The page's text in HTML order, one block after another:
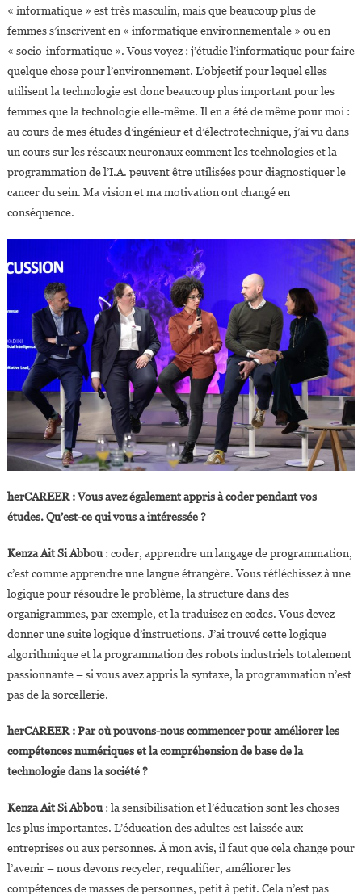
« informatique » est très masculin, mais que beaucoup plus de
femmes s’inscrivent en « informatique environnementale » ou en
« socio-informatique ». Vous voyez : j’étudie l’informatique pour faire
quelque chose pour l’environnement. L’objectif pour lequel elles
utilisent la technologie est donc beaucoup plus important pour les
femmes que la technologie elle-même. Il en a été de même pour moi :
au cours de mes études d’ingénieur et d’électrotechnique, j’ai vu dans
un cours sur les réseaux neuronaux comment les technologies et la
programmation de l’I.A. peuvent être utilisées pour diagnostiquer le
cancer du sein. Ma vision et ma motivation ont changé en
conséquence.
herCAREER : Vous avez également appris à coder pendant vos
études. Qu’est-ce qui vous a intéressée ?
Kenza Ait Si Abbou: coder, apprendre un langage de programmation,
c’est comme apprendre une langue étrangère. Vous réfléchissez à une
logique pour résoudre le problème, la structure dans des
organigrammes, par exemple, et la traduisez en codes. Vous devez
donner une suite logique d’instructions. J’ai trouvé cette logique
algorithmique et la programmation des robots industriels totalement
passionnante – si vous avez appris la syntaxe, la programmation n’est
pas de la sorcellerie.
herCAREER : Par où pouvons-nous commencer pour améliorer les
compétences numériques et la compréhension de base de la
technologie dans la société ?
Kenza Ait Si Abbou: la sensibilisation et l’éducation sont les choses
les plus importantes. L’éducation des adultes est laissée aux
entreprises ou aux personnes. À mon avis, il faut que cela change pour
l’avenir – nous devons recycler, requalifier, améliorer les
compétences de masses de personnes, petit à petit. Cela n’est pas